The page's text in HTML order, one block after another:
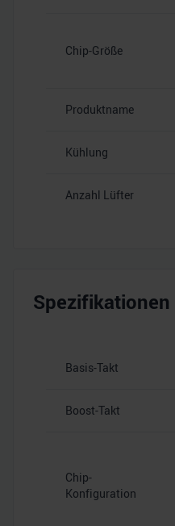
Chip-Größe
Produktname
Kühlung
Anzahl Lüfter
Spezifikationen
Basis-Takt
Boost-Takt
Chip-
Konfiguration